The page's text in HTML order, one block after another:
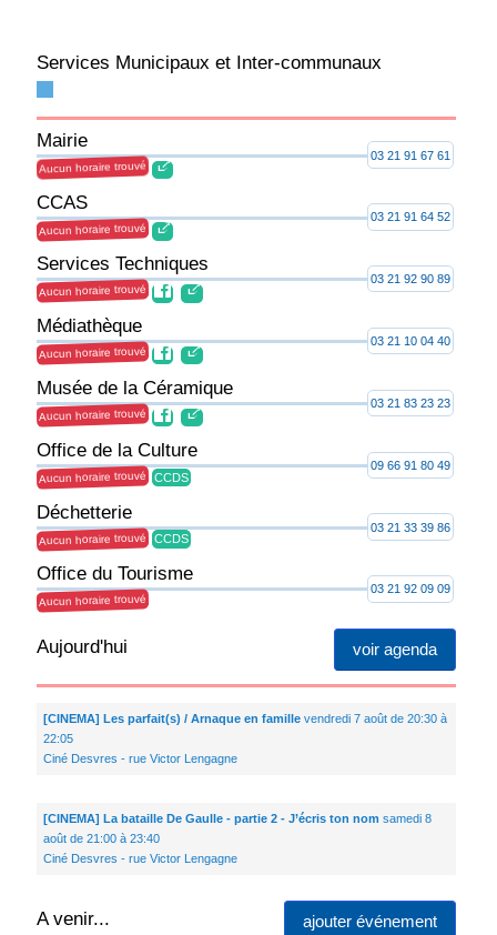
Services Municipaux et Inter-communaux
Mairie
Aucun horaire trouvé
03 21 91 67 61
CCAS
Aucun horaire trouvé
03 21 91 64 52
Services Techniques
Aucun horaire trouvé
03 21 92 90 89
Médiathèque
Aucun horaire trouvé
03 21 10 04 40
Musée de la Céramique
Aucun horaire trouvé
03 21 83 23 23
Office de la Culture
Aucun horaire trouvé
09 66 91 80 49
Déchetterie
Aucun horaire trouvé
CCDS
03 21 33 39 86
Office du Tourisme
Aucun horaire trouvé
CCDS
03 21 92 09 09
voir agenda
Aujourd'hui
[CINEMA] Les parfait(s) / Arnaque en famillevendredi 7 août de 20:30 à
22:05
Ciné Desvres - rue Victor Lengagne
[CINEMA] La bataille De Gaulle - partie 2 - J’écris ton nom samedi 8
août de 21:00 à 23:40
Ciné Desvres - rue Victor Lengagne
A venir... ajouter événement